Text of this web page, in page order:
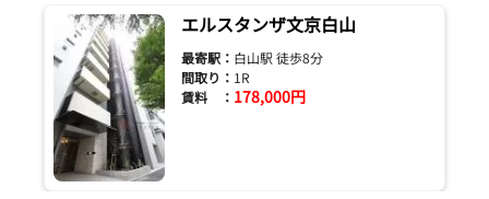
エルスタンザ文京白山
最寄駅： 白山駅 徒歩8分
間取り： 1R
賃料 ： 178,000円